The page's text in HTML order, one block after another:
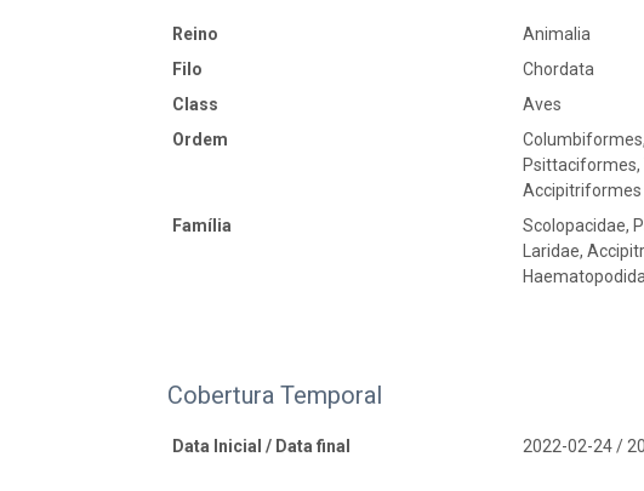
Reino
Animalia
Filo
Chordata
Class
Aves
Ordem
Psittaciformes,
Accipitriformes
Família
Scolopacidae,
Laridae,
Cobertura Temporal
Data Inicial / Data final 2022-02-24 /